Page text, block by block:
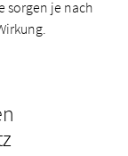
sorgen je nach